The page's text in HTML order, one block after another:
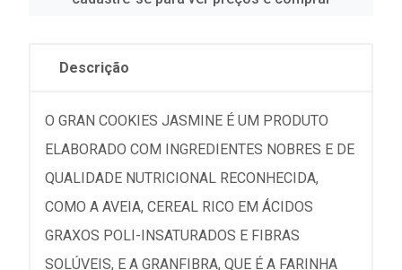
Descrição
O GRAN COOKIES JASMINE É UM PRODUTO
ELABORADO COM INGREDIENTES NOBRES E DE
QUALIDADE NUTRICIONAL RECONHECIDA,
COMO A AVEIA, CEREAL RICO EM ÁCIDOS
GRAXOS POLI-INSATURADOS E FIBRAS
SOLÚVEIS, E A GRANFIBRA, QUE É A FARINHA